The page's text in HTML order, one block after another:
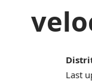
Last